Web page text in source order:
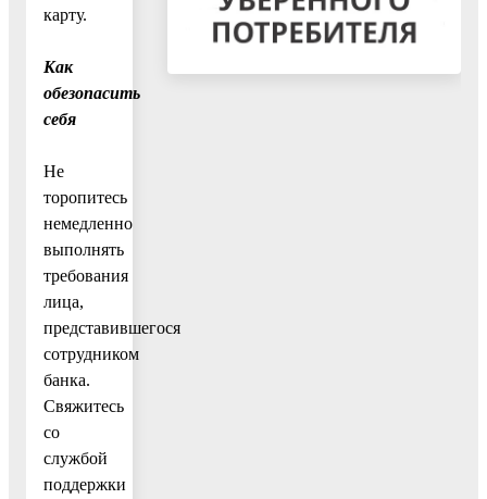
карту.
Как
обезопасить
себя
Не
торопитесь
немедленно
выполнять
требования
лица,
представившегося
сотрудником
банка.
Свяжитесь
со
службой
поддержки